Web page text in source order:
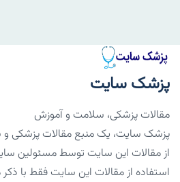
پزشک سایت
مقالات پزشکی، سلامت و آموزش
پزشک سایت، یک منبع مقالات پزشکی
از مقالات این سایت توسط مسئولین
استفاده از مقالات این سایت فقط با